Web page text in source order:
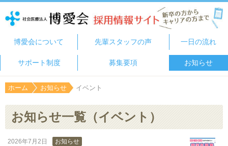
博愛会について 先輩スタッフの声 一日の流れ
サポート制度 募集要項 お知らせ
ホーム お知らせ イベント
お知らせ一覧（イベント）
2026年7月2日
お知らせ